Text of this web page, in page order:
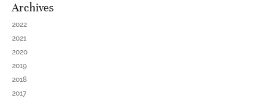
Archives
2022
2021
2020
2019
2018
2017